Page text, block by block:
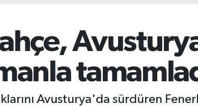
Avusturya'da sürdüren